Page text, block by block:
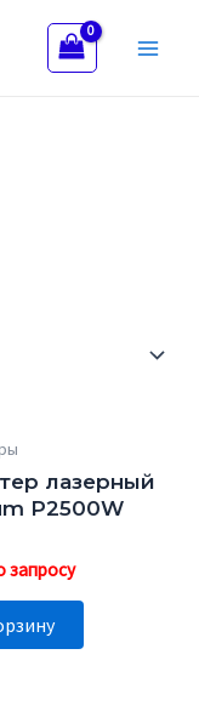
лазерный
P2500W